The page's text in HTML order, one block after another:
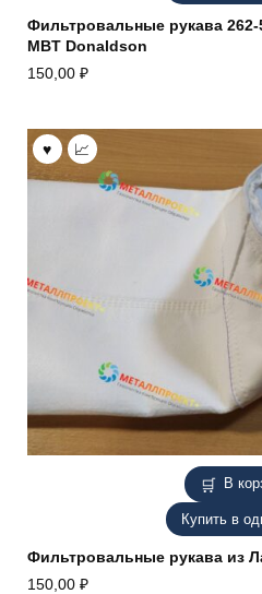
Фильтровальные рукава
MBT Donaldson
150,00 ₽
В
Купить в
Фильтровальные рукава из
150,00 ₽